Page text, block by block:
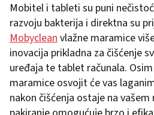
Mobitel i tableti su puni
razvoju bakterija i direktna su
Mobycleanvlažne maramice
inovacija prikladna za čišćenje
uređaja te tablet računala.
maramice osvojit će vas
nakon čišćenja ostaje na